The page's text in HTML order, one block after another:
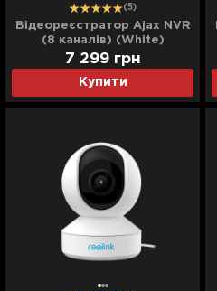
(5)
Відеореєстратор Ajax NVR
(8 каналів) (White)
Купити
7 299 грн